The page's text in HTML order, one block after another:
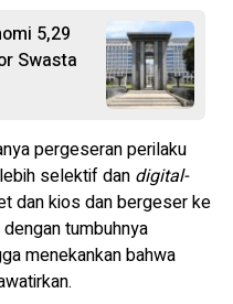
5,29
Swasta
pergeseran perilaku
selektif dan digital-
dan kios dan bergeser ke
dengan tumbuhnya
menekankan bahwa